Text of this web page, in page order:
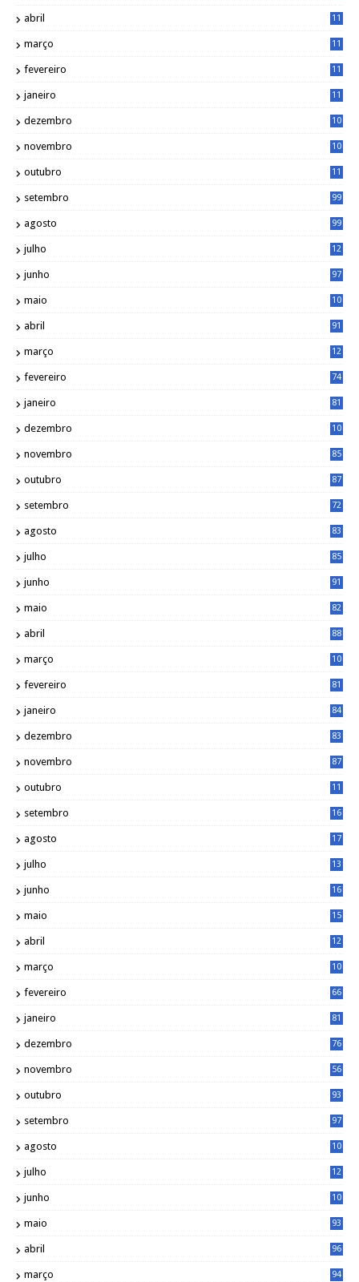
abril
11
março
11
fevereiro
11
janeiro
11
dezembro
10
novembro
10
outubro
11
setembro 99
agosto 99
julho
12
junho 97
maio
10
abril 91
março
12
fevereiro 74
janeiro 81
dezembro
10
novembro 85
outubro 87
setembro 72
agosto 83
julho 85
junho 91
maio 82
abril 88
março
10
fevereiro 81
janeiro 84
dezembro 83
novembro 87
outubro
11
setembro
16
agosto
17
julho
13
junho
16
maio
15
abril
12
março
10
fevereiro 66
janeiro 81
dezembro 76
novembro 56
outubro 93
setembro 97
agosto
10
julho
12
junho
10
maio 93
abril 96
março 94